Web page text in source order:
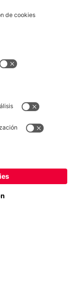
de envío
München